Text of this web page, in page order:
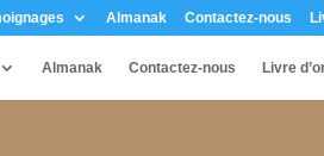
Almanak Contactez-nous
Almanak Contactez-nous Livre